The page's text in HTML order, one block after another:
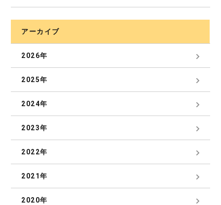
アーカイブ
2026年
2025年
2024年
2023年
2022年
2021年
2020年